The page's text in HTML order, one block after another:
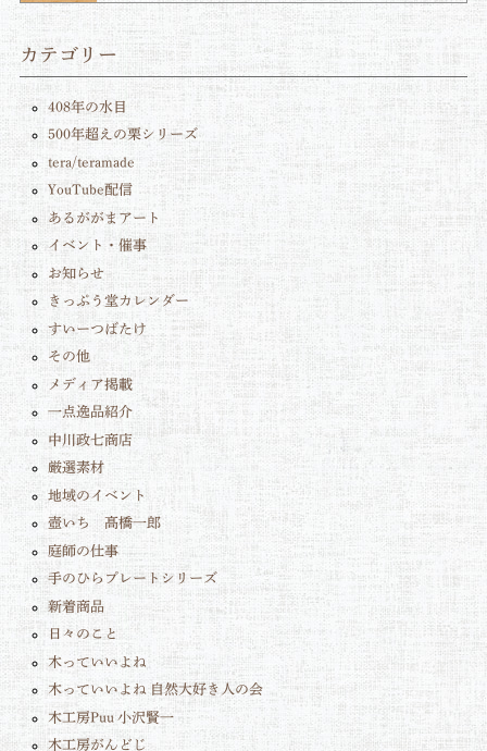
カテゴリー
408年の水目
500年超えの栗シリーズ
tera/teramade
YouTube配信
あるががまアート
イベント・催事
お知らせ
きっぷう堂カレンダー
すいーつばたけ
その他
メディア掲載
一点逸品紹介
中川政七商店
厳選素材
地域のイベント
壺いち 髙橋一郎
庭師の仕事
手のひらプレートシリーズ
新着商品
日々のこと
木っていいよね
木っていいよね 自然大好き人の会
木工房Puu 小沢賢一
木工房がんどじ